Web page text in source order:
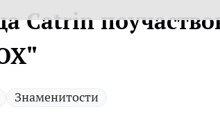
Catrin
Знаменитости